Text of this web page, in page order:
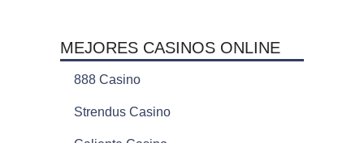
MEJORES CASINOS ONLINE
888 Casino
Strendus Casino